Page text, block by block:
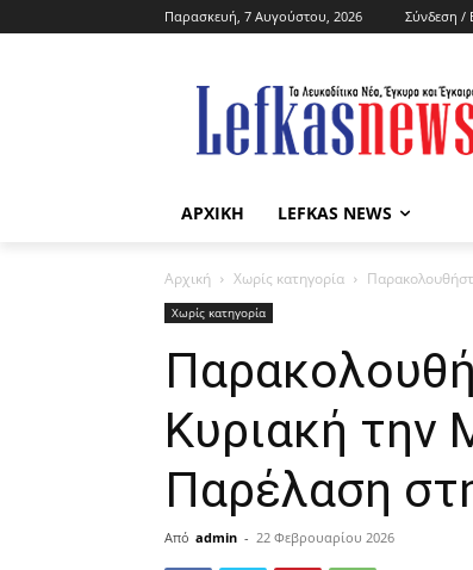
Παρασκευή, 7 Αυγούστου, 2026 Σύνδεση /
ΑΡΧΙΚΗ LEFKAS NEWS
Αρχική Χωρίς κατηγορία
Χωρίς κατηγορία
Κυριακή την
Παρέλαση
Από admin - 22 Φεβρουαρίου 2026